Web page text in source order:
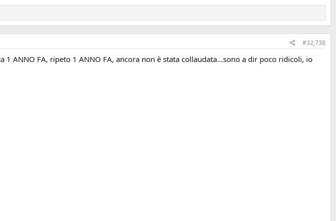
#32,738
ANNO FA, ripeto 1 ANNO FA, ancora non è stata collaudata...sono a dir poco ridicoli, io